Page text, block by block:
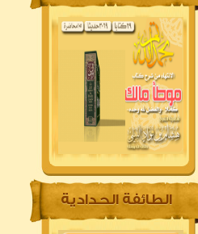
الطائفة الحدادية